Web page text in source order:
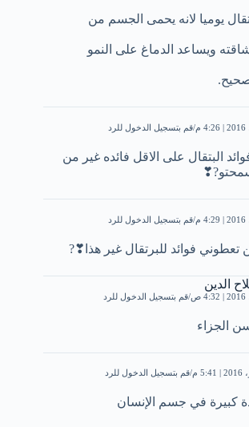
يوميا لانه يحمى الجسم من
ويساعد الدماغ على النمو
قم بتسجيل الدخول للرد
البتقال على الاقل فائده غير من
سمحتو?❣
قم بتسجيل الدخول للرد
فوائد للبرتقال غير هذا❣?
الدين
قم بتسجيل الدخول للرد
الجزاء
قم بتسجيل الدخول للرد
كبيرة في جسم الإنسان